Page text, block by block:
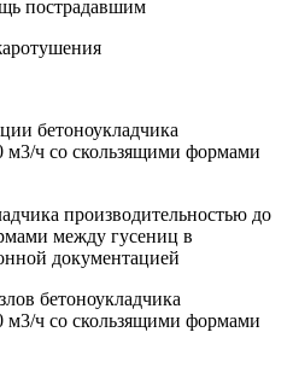
пострадавшим
бетоноукладчика
м3/ч со скользящими формами
производительностью до
между гусениц в
документацией
бетоноукладчика
м3/ч со скользящими формами